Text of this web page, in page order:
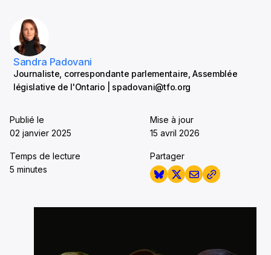
Sandra Padovani
Journaliste, correspondante parlementaire, Assemblée
législative de l'Ontario | spadovani@tfo.org
Publié le
02 janvier 2025
Mise à jour
15 avril 2026
Temps de lecture
5 minutes
Partager